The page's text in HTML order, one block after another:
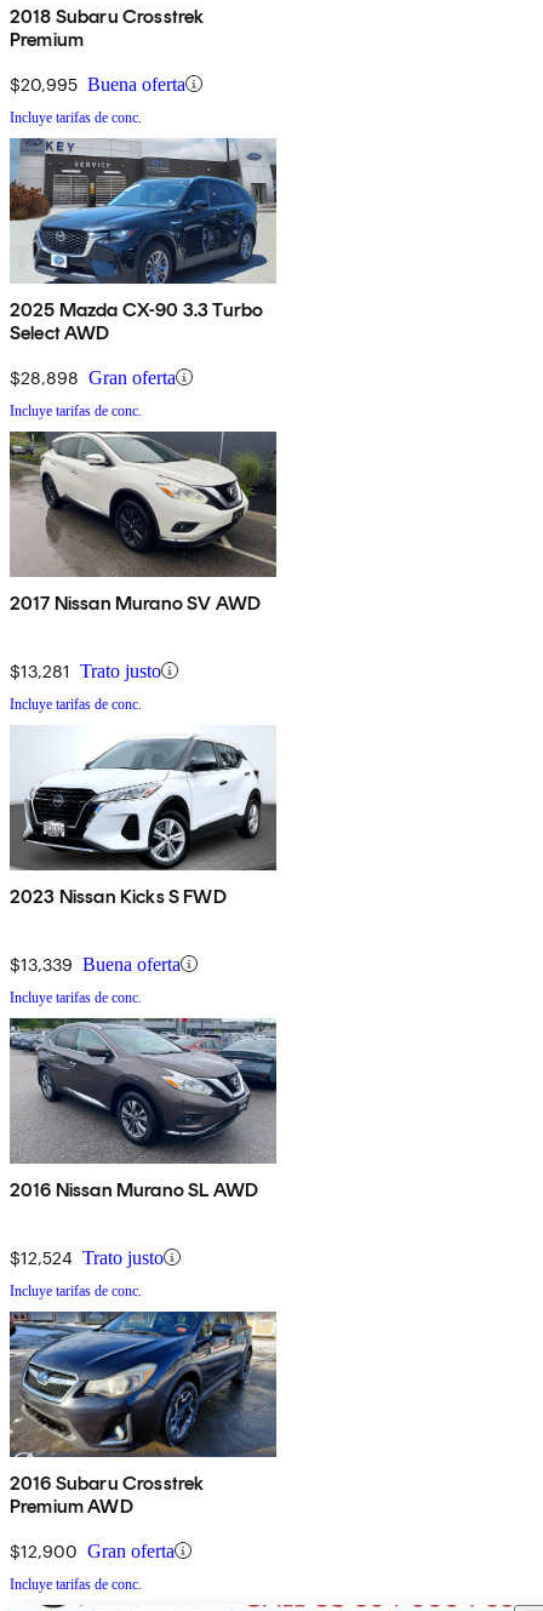
2018 Subaru Crosstrek
Premium
$20,995 Buena oferta
Incluye tarifas de conc.
2025 Mazda CX-90 3.3 Turbo
Select AWD
$28,898 Gran oferta
Incluye tarifas de conc.
2017 Nissan Murano SV AWD
$13,281 Trato justo
Incluye tarifas de conc.
2023 Nissan Kicks S FWD
$13,339 Buena oferta
Incluye tarifas de conc.
2016 Nissan Murano SL AWD
$12,524 Trato justo
Incluye tarifas de conc.
2016 Subaru Crosstrek
Premium AWD
$12,900 Gran oferta
Incluye tarifas de conc.